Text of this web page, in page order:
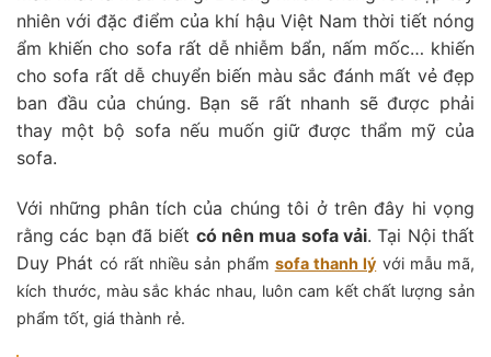
nhiên với đặc điểm của khí hậu Việt Nam thời tiết nóng
ẩm khiến cho sofa rất dễ nhiễm bẩn, nấm mốc… khiến
cho sofa rất dễ chuyển biến màu sắc đánh mất vẻ đẹp
ban đầu của chúng. Bạn sẽ rất nhanh sẽ được phải
thay một bộ sofa nếu muốn giữ được thẩm mỹ của
sofa.
Với những phân tích của chúng tôi ở trên đây hi vọng
rằng các bạn đã biết có nên mua sofa vải. Tại Nội thất
Duy Phát có rất nhiều sản phẩm sofa thanh lý với mẫu mã,
kích thước, màu sắc khác nhau, luôn cam kết chất lượng sản
phẩm tốt, giá thành rẻ.